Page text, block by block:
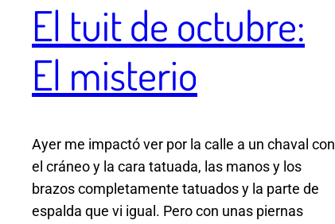
El tuit de octubre:
El misterio
Ayer me impactó ver por la calle a un chaval con
el cráneo y la cara tatuada, las manos y los
brazos completamente tatuados y la parte de
espalda que vi igual. Pero con unas piernas